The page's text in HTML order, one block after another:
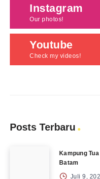
Instagram
Our photos!
Youtube
Check my videos!
Posts Terbaru
Kampung
Batam
Juli 9,